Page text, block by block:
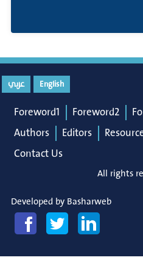
English عربي
Foreword1 Foreword2
Authors
Editors
Contact Us
All rights
Developed by Basharweb